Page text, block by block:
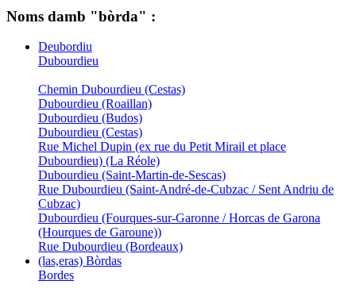
Noms damb "bòrda" :
Deubordiu
Dubourdieu
Chemin Dubourdieu (Cestas)
Dubourdieu (Roaillan)
Dubourdieu (Budos)
Dubourdieu (Cestas)
Rue Michel Dupin (ex rue du Petit Mirail et place
Dubourdieu) (La Réole)
Dubourdieu (Saint-Martin-de-Sescas)
Rue Dubourdieu (Saint-André-de-Cubzac / Sent Andriu de
Cubzac)
Dubourdieu (Fourques-sur-Garonne / Horcas de Garona
(Hourques de Garoune))
Rue Dubourdieu (Bordeaux)
(las,eras) Bòrdas
Bordes